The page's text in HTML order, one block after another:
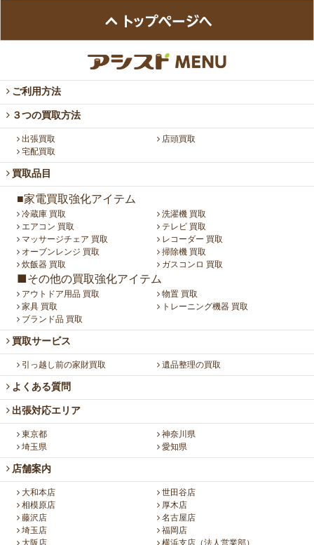
ご利用方法
３つの買取方法
出張買取
店頭買取
宅配買取
買取品目
■家電買取強化アイテム
冷蔵庫 買取
洗濯機 買取
エアコン 買取
テレビ 買取
マッサージチェア 買取
レコーダー 買取
オーブンレンジ 買取
掃除機 買取
炊飯器 買取
ガスコンロ 買取
■その他の買取強化アイテム
アウトドア用品 買取
物置 買取
家具 買取
トレーニング機器 買取
ブランド品 買取
買取サービス
引っ越し前の家財買取 遺品整理の買取
よくある質問
出張対応エリア
東京都
神奈川県
埼玉県
愛知県
店舗案内
大和本店
世田谷店
相模原店
厚木店
藤沢店
名古屋店
埼玉店
福岡店
大阪店
横浜支店（法人営業部）